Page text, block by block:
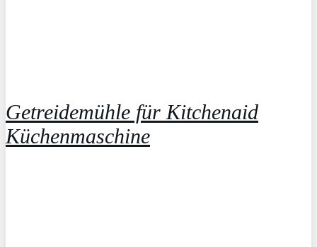
Getreidemühle für Kitchenaid
Küchenmaschine